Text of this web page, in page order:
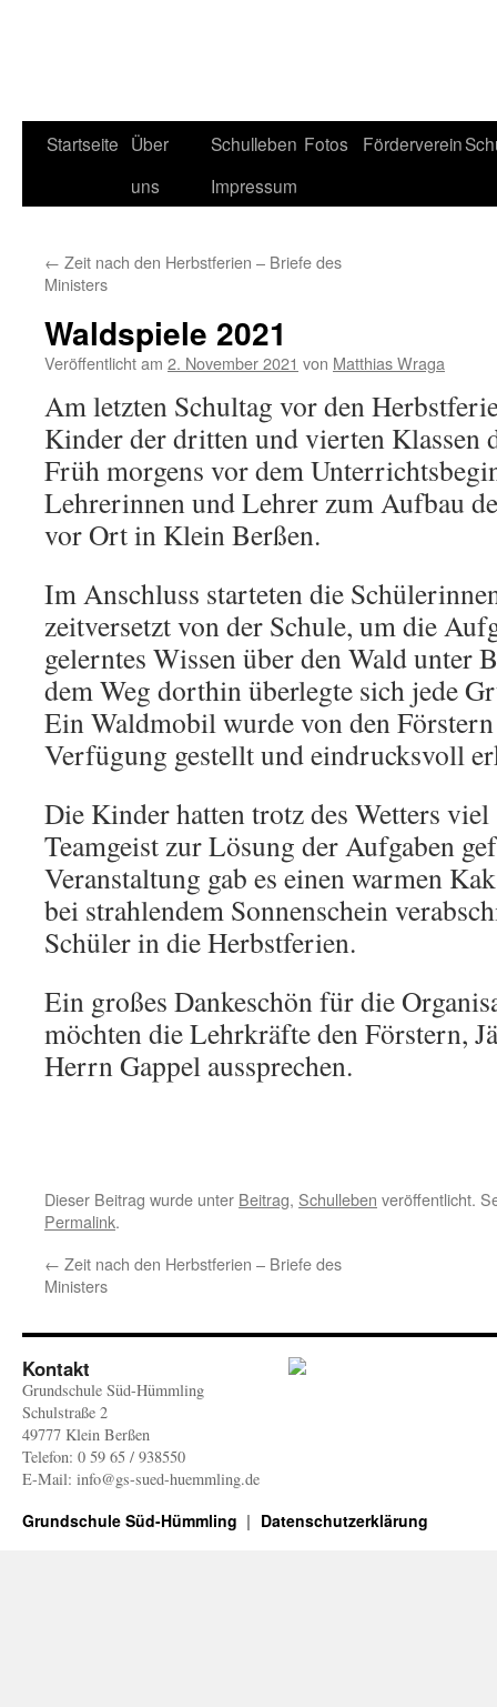
Startseite Über
uns
Schulleben Fotos Förderverein
Impressum
← Zeit nach den Herbstferien – Briefe des
Ministers
Waldspiele 2021
Veröffentlicht am 2. November 2021 von Matthias Wraga
Am letzten Schultag vor den
Kinder der dritten und vierten Klassen
Früh morgens vor dem
Lehrerinnen und Lehrer zum Aufbau
vor Ort in Klein Berßen.
Im Anschluss starteten die
zeitversetzt von der Schule, um die
gelerntes Wissen über den Wald unter
dem Weg dorthin überlegte sich jede
Ein Waldmobil wurde von den
Verfügung gestellt und eindrucksvoll
Die Kinder hatten trotz des Wetters viel
Teamgeist zur Lösung der Aufgaben
Veranstaltung gab es einen warmen
bei strahlendem Sonnenschein
Schüler in die Herbstferien.
Ein großes Dankeschön für die
möchten die Lehrkräfte den Förstern,
Herrn Gappel aussprechen.
Dieser Beitrag wurde unter Beitrag, Schulleben veröffentlicht.
Permalink.
← Zeit nach den Herbstferien – Briefe des
Ministers
Kontakt
Grundschule Süd-Hümmling
Schulstraße 2
49777 Klein Berßen
Telefon: 0 59 65 / 938550
E-Mail: info@gs-sued-huemmling.de
Grundschule Süd-Hümmling Datenschutzerklärung